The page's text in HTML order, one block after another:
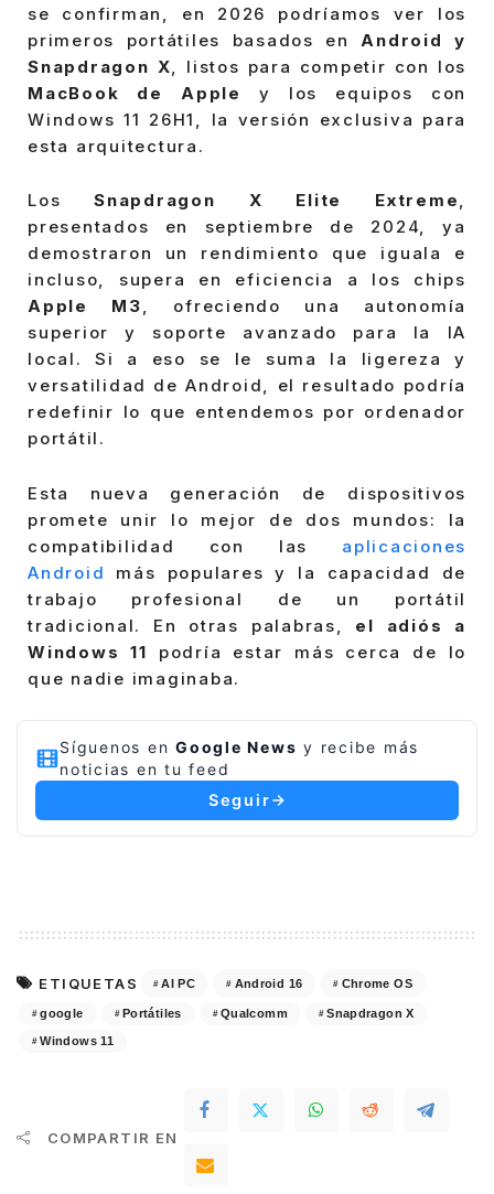
se confirman, en 2026 podríamos ver los
primeros portátiles basados en Android y
Snapdragon X , listos para competir con los
MacBook de Apple y los equipos con
Windows 11 26H1, la versión exclusiva para
esta arquitectura.
LosSnapdragon X Elite Extreme,
presentados en septiembre de 2024, ya
demostraron un rendimiento que iguala e
incluso, supera en eficiencia a los chips
Apple M3, ofreciendo una autonomía
superior y soporte avanzado para la IA
local. Si a eso se le suma la ligereza y
versatilidad de Android, el resultado podría
redefinir lo que entendemos por ordenador
portátil.
Esta nueva generación de dispositivos
promete unir lo mejor de dos mundos: la
compatibilidad con las aplicaciones
Android
más populares y la capacidad de
trabajo profesional de un portátil
tradicional. En otras palabras,
el adiós a
Windows 11 podría estar más cerca de lo
que nadie imaginaba.
Síguenos en Google News y recibe más
noticias en tu feed
Seguir
ETIQUETAS AI PC Android 16 Chrome OS
google Portátiles Qualcomm Snapdragon X
Windows 11
COMPARTIR EN